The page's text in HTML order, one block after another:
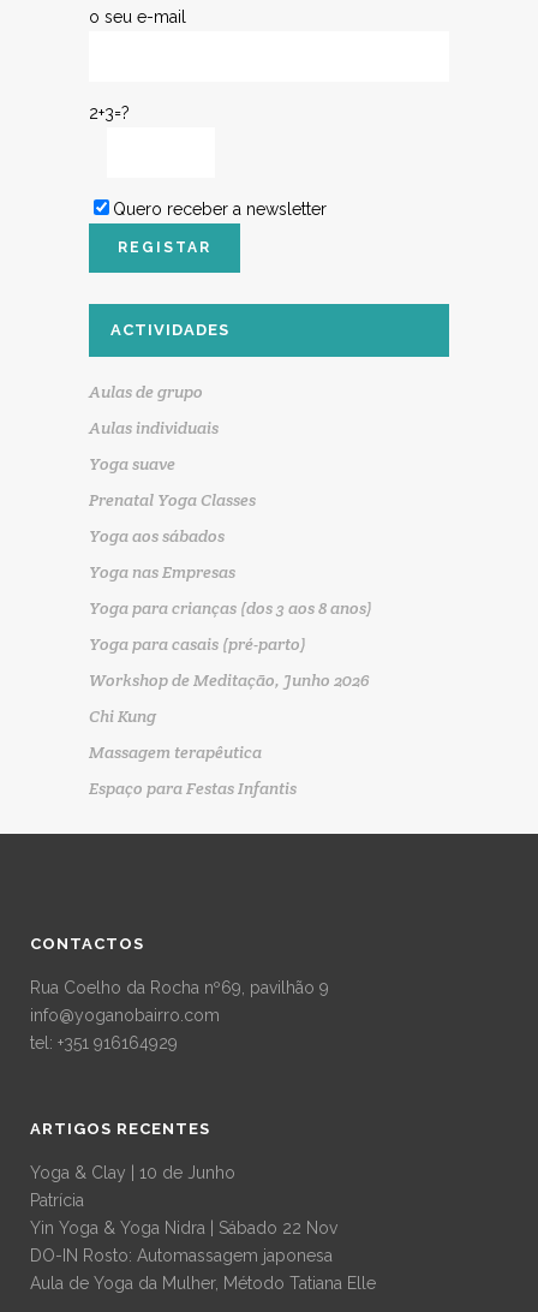
o seu e-mail
2+3=?
Quero receber a newsletter
ACTIVIDADES
Aulas de grupo
Aulas individuais
Yoga suave
Prenatal Yoga Classes
Yoga aos sábados
Yoga nas Empresas
Yoga para crianças (dos 3 aos 8 anos)
Yoga para casais (pré-parto)
Workshop de Meditação, Junho 2026
Chi Kung
Massagem terapêutica
Espaço para Festas Infantis
CONTACTOS
Rua Coelho da Rocha nº69, pavilhão 9
info@yoganobairro.com
tel: +351 916164929
ARTIGOS RECENTES
Yoga & Clay | 10 de Junho
Patrícia
Yin Yoga & Yoga Nidra | Sábado 22 Nov
DO-IN Rosto: Automassagem japonesa
Aula de Yoga da Mulher, Método Tatiana Elle